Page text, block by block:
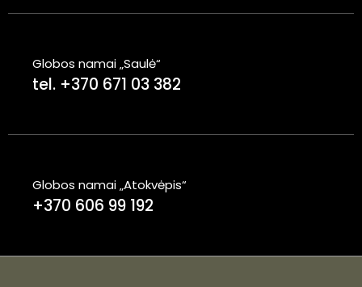
Globos namai „Saulė“
tel. +370 671 03 382
Globos namai „Atokvėpis“
+370 606 99 192